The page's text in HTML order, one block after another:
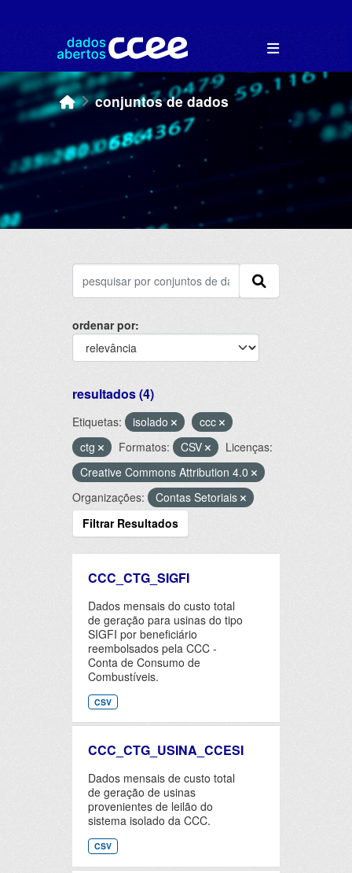
conjuntos de dados
ordenar por
resultados (4)
Etiquetas: isolado
ccc
ctg
Formatos: CSV
Licenças:
Creative Commons Attribution 4.0
Organizações:
Contas Setoriais
Filtrar Resultados
CCC_CTG_SIGFI
Dados mensais do custo total
de geração para usinas do tipo
SIGFI por beneficiário
reembolsados pela CCC -
Conta de Consumo de
Combustíveis.
CSV
CCC_CTG_USINA_CCESI
Dados mensais de custo total
de geração de usinas
provenientes de leilão do
sistema isolado da CCC.
CSV